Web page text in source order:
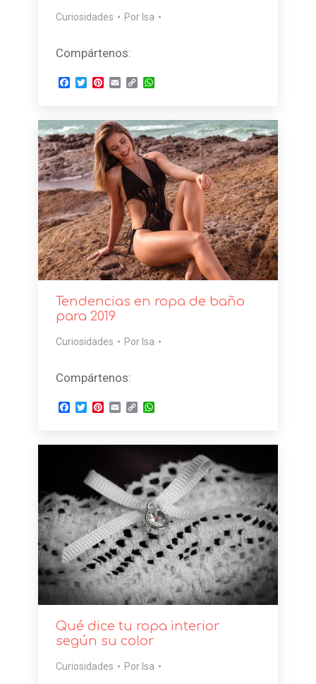
Curiosidades Por Isa
Compártenos:
Facebook
TwitterPinterest
EmailCopyWhatsApp
Tendencias en ropa de baño
para 2019
Curiosidades Por Isa
Compártenos:
Facebook
TwitterPinterest
EmailCopyWhatsApp
Qué dice tu ropa interior
según su color
Curiosidades Por Isa